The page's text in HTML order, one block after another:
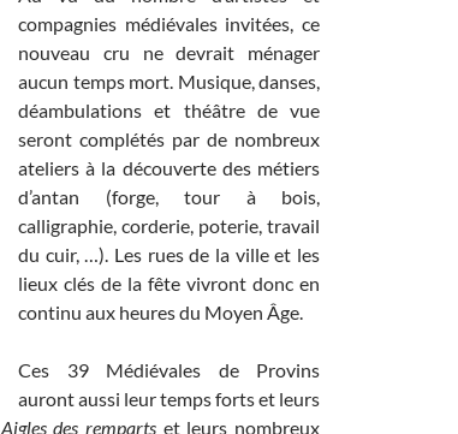
compagnies médiévales invitées, ce
nouveau cru ne devrait ménager
aucun temps mort. Musique, danses,
déambulations et théâtre de vue
seront complétés par de nombreux
ateliers à la découverte des métiers
d’antan (forge, tour à bois,
calligraphie, corderie, poterie, travail
du cuir, …). Les rues de la ville et les
lieux clés de la fête vivront donc en
continu aux heures du Moyen Âge.
Ces 39 Médiévales de Provins
auront aussi leur temps forts et leurs
Aigles des remparts et leurs nombreux